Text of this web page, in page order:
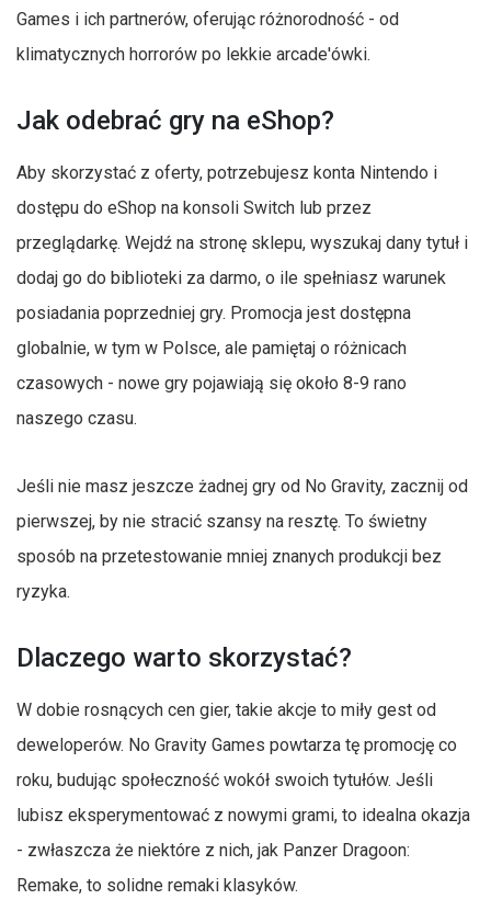
Games i ich partnerów, oferując różnorodność - od
klimatycznych horrorów po lekkie arcade'ówki.
Jak odebrać gry na eShop?
Aby skorzystać z oferty, potrzebujesz konta Nintendo i
dostępu do eShop na konsoli Switch lub przez
przeglądarkę. Wejdź na stronę sklepu, wyszukaj dany tytuł i
dodaj go do biblioteki za darmo, o ile spełniasz warunek
posiadania poprzedniej gry. Promocja jest dostępna
globalnie, w tym w Polsce, ale pamiętaj o różnicach
czasowych - nowe gry pojawiają się około 8-9 rano
naszego czasu.
Jeśli nie masz jeszcze żadnej gry od No Gravity, zacznij od
pierwszej, by nie stracić szansy na resztę. To świetny
sposób na przetestowanie mniej znanych produkcji bez
ryzyka.
Dlaczego warto skorzystać?
W dobie rosnących cen gier, takie akcje to miły gest od
deweloperów. No Gravity Games powtarza tę promocję co
roku, budując społeczność wokół swoich tytułów. Jeśli
lubisz eksperymentować z nowymi grami, to idealna okazja
- zwłaszcza że niektóre z nich, jak Panzer Dragoon:
Remake, to solidne remaki klasyków.